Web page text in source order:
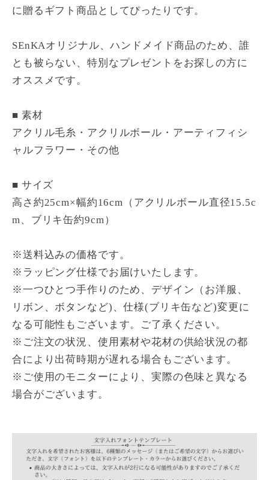
に贈るギフト商品としてぴったりです。
SEnKAオリジナル、ハンドメイド商品のため、誰
とも被らない、特別なプレゼントをお探しの方に
オススメです。
■ 素材
アクリル毛糸・アクリルボール・アーティフィシ
ャルフラワー・その他
■ サイズ
高さ約25cm×幅約16cm（アクリルボール直径15.5c
m、ブリキ缶約9cm）
※送料込みの価格です。
※ラッピング仕様でお届けいたします。
※一つひとつ手作りのため、デザイン（お洋服、
リボン、ボタンなど)、仕様(ブリキ缶など)変更に
なる可能性もございます。ご了承ください。
※ご注文の状況、使用素材や花材の供給状況の都
合により出荷時期が遅れる場合もございます。
※ご使用のモニターにより、実際の色味と異なる
場合がございます。